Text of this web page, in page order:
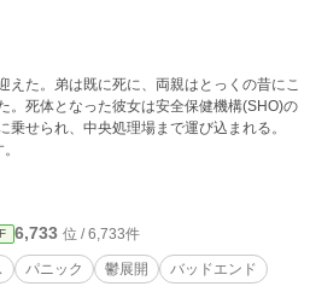
えた。弟は既に死に、両親はとっくの昔にこ
。死体となった彼女は安全保健機構(SHO)の
せられ、中央処理場まで運び込まれる。
6,733 位 / 6,733件
パニック 鬱展開 バッドエンド